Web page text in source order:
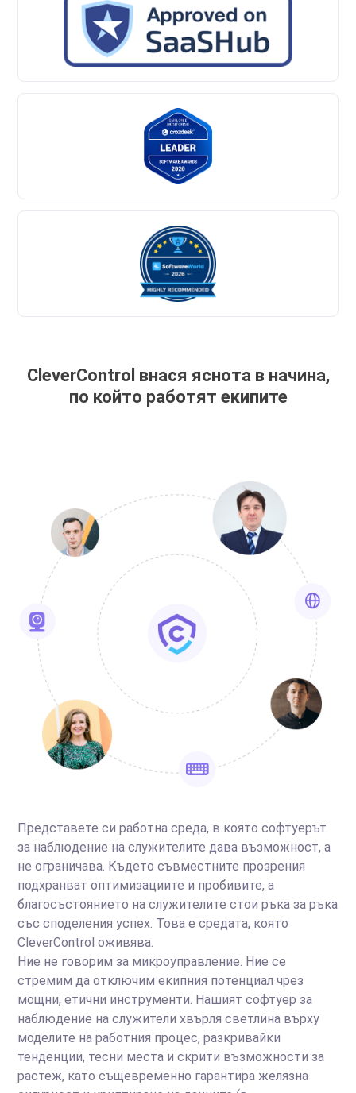
CleverControl внася яснота в начина,
по който работят екипите
Представете си работна среда, в която софтуерът
за наблюдение на служителите дава възможност, а
не ограничава. Където съвместните прозрения
подхранват оптимизациите и пробивите, а
благосъстоянието на служителите стои ръка за ръка
със споделения успех. Това е средата, която
CleverControl оживява.
Ние не говорим за микроуправление. Ние се
стремим да отключим екипния потенциал чрез
мощни, етични инструменти. Нашият софтуер за
наблюдение на служители хвърля светлина върху
моделите на работния процес, разкривайки
тенденции, тесни места и скрити възможности за
растеж, като същевременно гарантира желязна